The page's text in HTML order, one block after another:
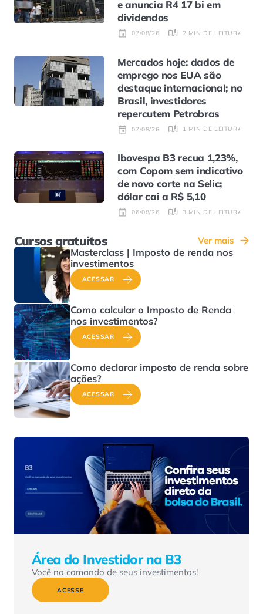
e anuncia R4 17 bi em
dividendos
07/08/26 2 MIN DE LEITURA
Mercados hoje: dados de
emprego nos EUA são
destaque internacional; no
Brasil, investidores
repercutem Petrobras
07/08/26 1 MIN DE LEITURA
Ibovespa B3 recua 1,23%,
com Copom sem indicativo
de novo corte na Selic;
dólar cai a R$ 5,10
06/08/26 3 MIN DE LEITURA
Cursos gratuitos Ver mais
Masterclass | Imposto de renda nos
investimentos
ACESSAR
Como calcular o Imposto de Renda
nos investimentos?
ACESSAR
Como declarar imposto de renda sobre
ações?
ACESSAR
Área do Investidor na B3
Você no comando de seus investimentos!
ACESSE